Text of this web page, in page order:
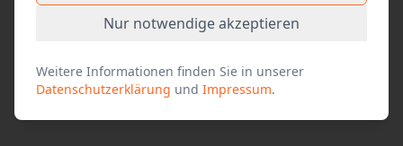
E-Mail
Nur notwendige akzeptieren
Weitere Informationen finden Sie in unserer
Datenschutzerklärung und Impressum.